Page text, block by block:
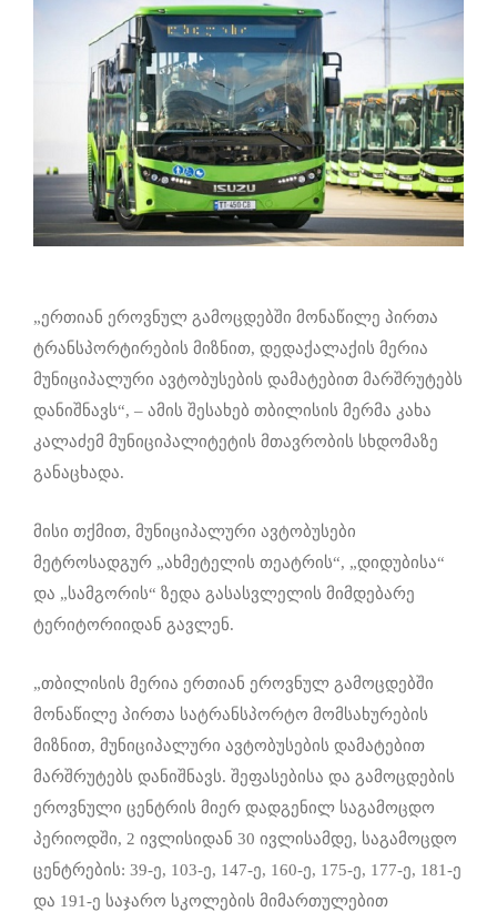
„ერთიან ეროვნულ გამოცდებში მონაწილე პირთა
ტრანსპორტირების მიზნით, დედაქალაქის მერია
მუნიციპალური ავტობუსების დამატებით მარშრუტებს
დანიშნავს“, – ამის შესახებ თბილისის მერმა კახა
კალაძემ მუნიციპალიტეტის მთავრობის სხდომაზე
განაცხადა.
მისი თქმით, მუნიციპალური ავტობუსები
მეტროსადგურ „ახმეტელის თეატრის“, „დიდუბისა“
და „სამგორის“ ზედა გასასვლელის მიმდებარე
ტერიტორიიდან გავლენ.
„თბილისის მერია ერთიან ეროვნულ გამოცდებში
მონაწილე პირთა სატრანსპორტო მომსახურების
მიზნით, მუნიციპალური ავტობუსების დამატებით
მარშრუტებს დანიშნავს. შეფასებისა და გამოცდების
ეროვნული ცენტრის მიერ დადგენილ საგამოცდო
პერიოდში, 2 ივლისიდან 30 ივლისამდე, საგამოცდო
ცენტრების: 39-ე, 103-ე, 147-ე, 160-ე, 175-ე, 177-ე, 181-ე
და 191-ე საჯარო სკოლების მიმართულებით